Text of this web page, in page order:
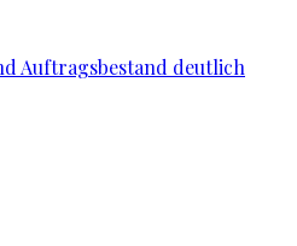
Auftragsbestand deutlich